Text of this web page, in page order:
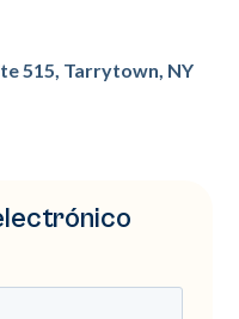
515, Tarrytown, NY